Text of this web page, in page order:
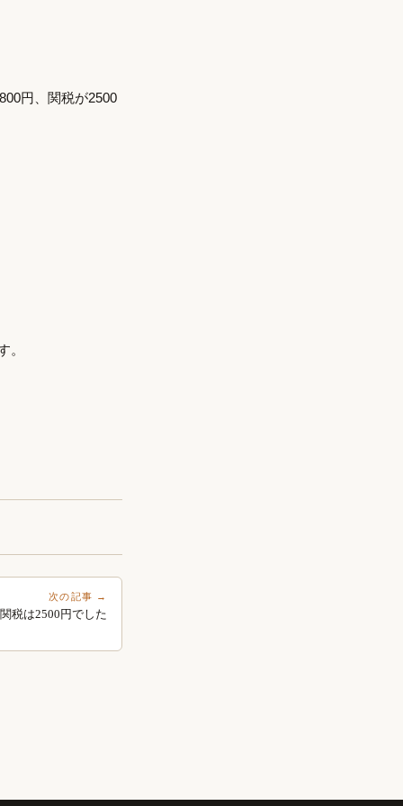
円、関税が2500
。
次の記事 →
税は2500円でした